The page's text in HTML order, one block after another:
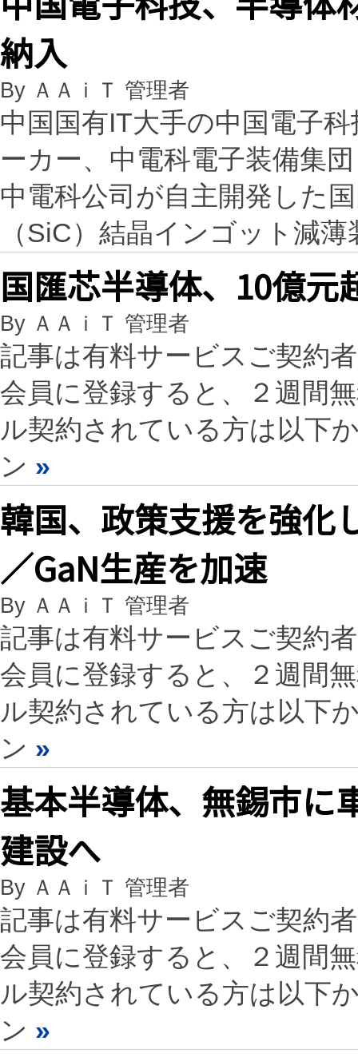
納入
By ＡＡｉＴ 管理者
中国国有IT大手の中国電子
ーカー、中電科電子装備集
中電科公司が自主開発した
（SiC）結晶インゴット減
国匯芯半導体、10億元
By ＡＡｉＴ 管理者
記事は有料サービスご契約
会員に登録すると、２週間
ル契約されている方は以下
ン »
韓国、政策支援を強化
／GaN生産を加速
By ＡＡｉＴ 管理者
記事は有料サービスご契約
会員に登録すると、２週間
ル契約されている方は以下
ン »
基本半導体、無錫市に
建設へ
By ＡＡｉＴ 管理者
記事は有料サービスご契約
会員に登録すると、２週間
ル契約されている方は以下
ン »